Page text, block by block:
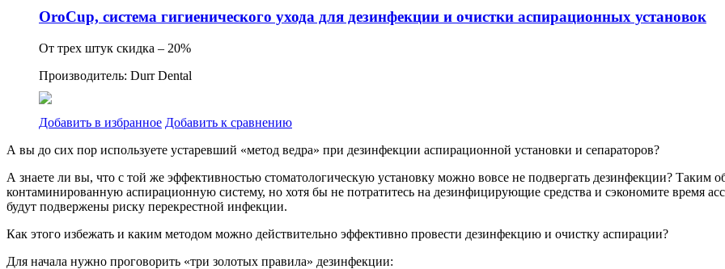
OroCup, система гигиенического ухода для дезинфекции и очистки аспирационных установок
От трех штук скидка – 20%
Производитель: Durr Dental
Добавить в избранное Добавить к сравнению
А вы до сих пор используете устаревший «метод ведра» при дезинфекции аспирационной установки и сепараторов?
А знаете ли вы, что с той же эффективностью стоматологическую установку можно вовсе не подвергать дезинфекции? Таким
контаминированную аспирационную систему, но хотя бы не потратитесь на дезинфицирующие средства и сэкономите время
будут подвержены риску перекрестной инфекции.
Как этого избежать и каким методом можно действительно эффективно провести дезинфекцию и очистку аспирации?
Для начала нужно проговорить «три золотых правила» дезинфекции: